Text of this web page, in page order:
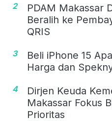
2
PDAM Makassar
Beralih ke
QRIS
3
Beli iPhone 15
Harga dan
4
Dirjen Keuda
Makassar Fokus
Prioritas